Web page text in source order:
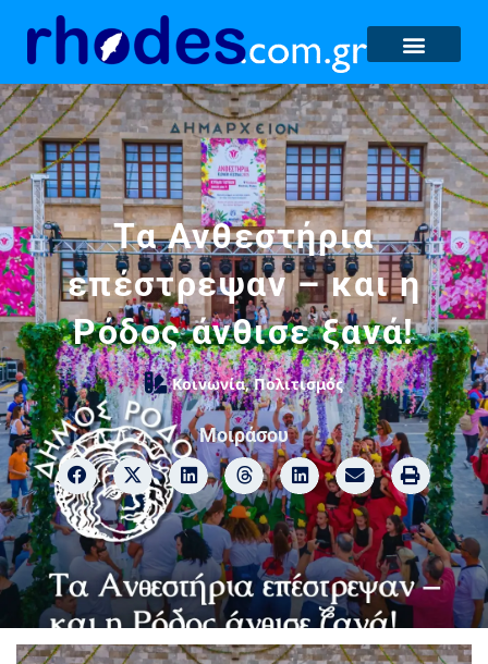
Τα Ανθεστήρια
επέστρεψαν – και η
Ρόδος άνθισε ξανά!
Κοινωνία,Πολιτισμός
Μοιράσου